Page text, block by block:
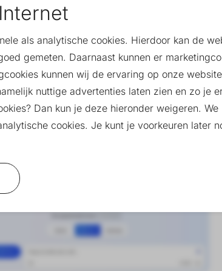
Mijn Bedrijf
07-2025
als analytische cookies. Hierdoor kan de
gemeten. Daarnaast kunnen er
kunnen wij de ervaring op onze
nuttige advertenties laten zien en zo je
Dan kun je deze hieronder weigeren.
cookies. Je kunt je voorkeuren later